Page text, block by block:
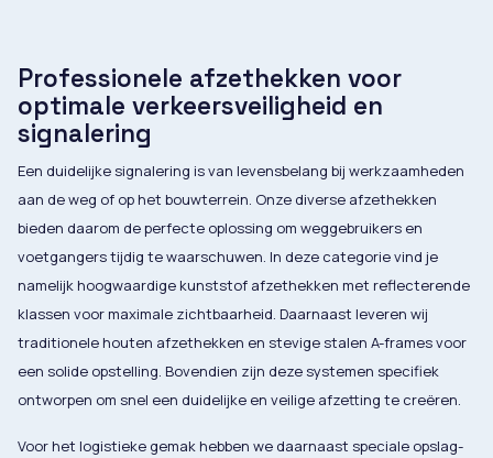
Professionele afzethekken voor
optimale verkeersveiligheid en
signalering
Een duidelijke signalering is van levensbelang bij werkzaamheden
aan de weg of op het bouwterrein. Onze diverse afzethekken
bieden daarom de perfecte oplossing om weggebruikers en
voetgangers tijdig te waarschuwen. In deze categorie vind je
namelijk hoogwaardige kunststof afzethekken met reflecterende
klassen voor maximale zichtbaarheid. Daarnaast leveren wij
traditionele houten afzethekken en stevige stalen A-frames voor
een solide opstelling. Bovendien zijn deze systemen specifiek
ontworpen om snel een duidelijke en veilige afzetting te creëren.
Voor het logistieke gemak hebben we daarnaast speciale opslag-